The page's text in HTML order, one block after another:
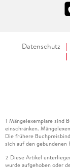
Datenschutz
1 Mängelexemplare sind
einschränken.
Die frühere
sich auf den gebundenen
2 Diese Artikel
wurde aufgehoben oder